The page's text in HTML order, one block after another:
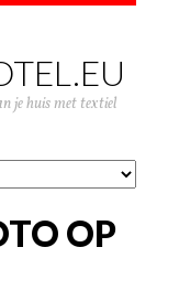
je huis met textiel
OP